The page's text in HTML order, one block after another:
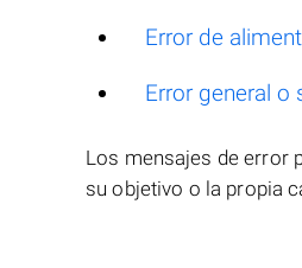
Error de
Error general o
Los mensajes de error
su objetivo o la propia